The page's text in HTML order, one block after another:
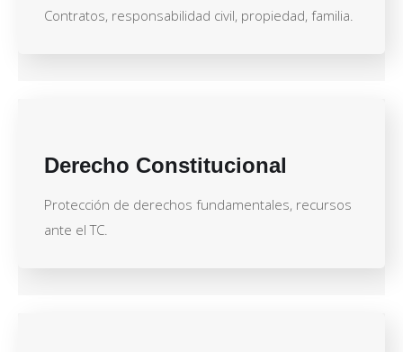
Contratos, responsabilidad civil, propiedad, familia.
Derecho Constitucional
Protección de derechos fundamentales, recursos
ante el TC.